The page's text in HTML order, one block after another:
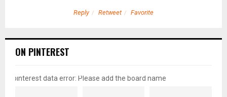
Reply Retweet Favorite
ON PINTEREST
pinterest data error: Please add the board name